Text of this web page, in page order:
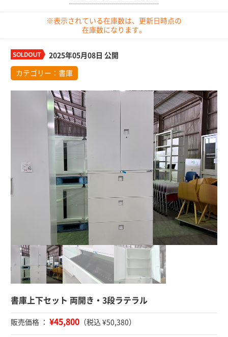
※表示されている在庫数は、更新日時点の
在庫数になります。
2025年05月08日 公開
カテゴリー： 書庫
書庫上下セット 両開き・3段ラテラル
販売価格 ： ¥45,800 （税込 ¥50,380）